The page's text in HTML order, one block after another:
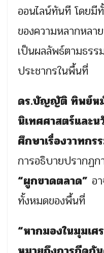
ออนไลน์ทันที โดยมี
ของความหลากหลา
เป็นผลลัพธ์ตามธรร
ประชากรในพื้นที่
ดร.บัญญัติ ทิพย์ห
นิเทศศาสตร์และ
ศึกษาเรื่องวาทกร
การอธิบายปรากฏก
“ผูกขาดตลาด” อ
ทั้งหมดของพื้นที่
“หากมองในมุมเ